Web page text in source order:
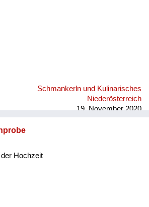
Schmankerln und Kulinarisches
Niederösterreich
19. November 2020
Hochzeit